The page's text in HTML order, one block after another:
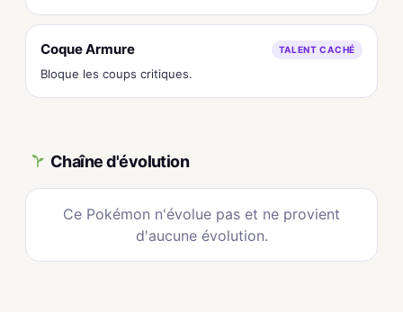
Coque Armure TALENT CACHÉ
Bloque les coups critiques.
Chaîne d'évolution
Ce Pokémon n'évolue pas et ne provient
d'aucune évolution.